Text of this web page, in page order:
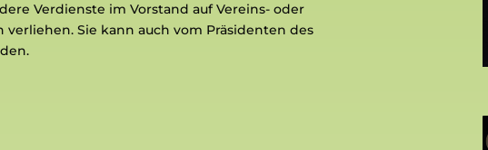
Verdienste im Vorstand aufVereins- oder
verliehen. Sie kann auch vom Präsidenten des